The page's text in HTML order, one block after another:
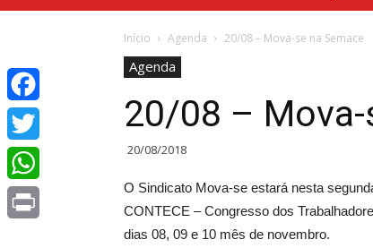
Início Agenda 20/08 – Mova-se na Semace
Agenda
20/08 –
20/08/2018
O Sindicato Mova-se estará nesta
CONTECE – Congresso dos
dias 08, 09 e 10 mês de novembro.
Facebook
Twitter
WhatsApp